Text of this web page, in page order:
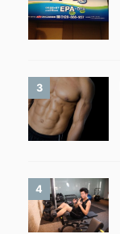
3
4